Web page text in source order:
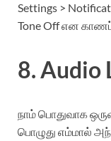
Settings >
Tone Off என
8. Audio
நாம் பொதுவாக
பொழுது எம்மால்